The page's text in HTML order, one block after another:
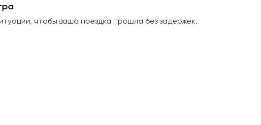
чтобы ваша поездка прошла без задержек.